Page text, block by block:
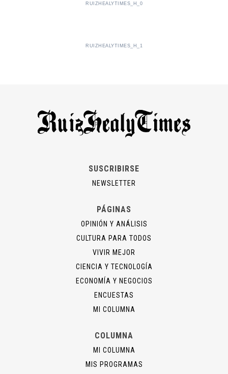
RUIZHEALYTIMES_H_0
RUIZHEALYTIMES_H_1
SUSCRIBIRSE
NEWSLETTER
PÁGINAS
OPINIÓN Y ANÁLISIS
CULTURA PARA TODOS
VIVIR MEJOR
CIENCIA Y TECNOLOGÍA
ECONOMÍA Y NEGOCIOS
ENCUESTAS
MI COLUMNA
COLUMNA
MI COLUMNA
MIS PROGRAMAS